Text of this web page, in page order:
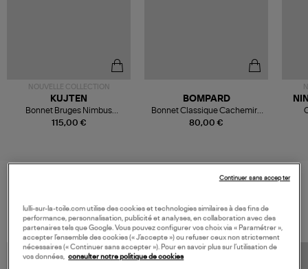
NOUVELLE COLLECTION
115,00 €
KUJTEN
Bonnet Bruges Nimbus
Organic
80,00 €
BOMPARD
Bonnet Classique Cachemire
Avoine
lulli-sur-la-toile.com utilise des cookies et technologies similaires à des fins de
performance, personnalisation, publicité et analyses, en collaboration avec des
partenaires tels que Google. Vous pouvez configurer vos choix via « Paramétrer »,
accepter l’ensemble des cookies (« J’accepte ») ou refuser ceux non strictement
nécessaires (« Continuer sans accepter »). Pour en savoir plus sur l’utilisation de
vos données, consulter notre politique de cookies
Continuer sans accepter